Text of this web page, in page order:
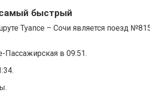
быстрый
Туапсе – Сочи является поезд
Пассажирская в 09:51.